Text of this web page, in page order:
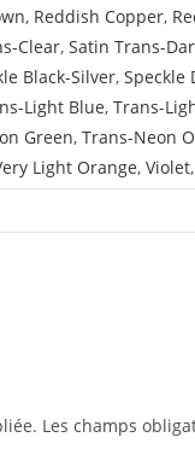
, Reddish Copper,
Clear, Satin Trans-
Black-Silver, Speckle
Light Blue, Trans-
Green, Trans-Neon
Light Orange, Violet,
Les champs